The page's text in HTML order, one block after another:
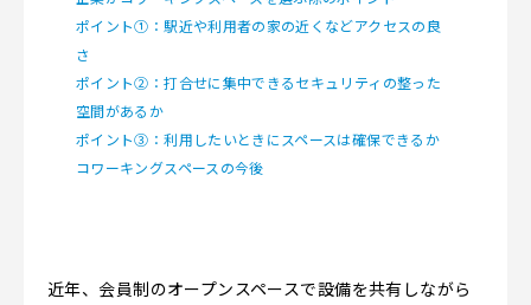
ポイント①：駅近や利用者の家の近くなどアクセスの良
さ
ポイント②：打合せに集中できるセキュリティの整った
空間があるか
ポイント③：利用したいときにスペースは確保できるか
コワーキングスペースの今後
近年、会員制のオープンスペースで設備を共有しながら